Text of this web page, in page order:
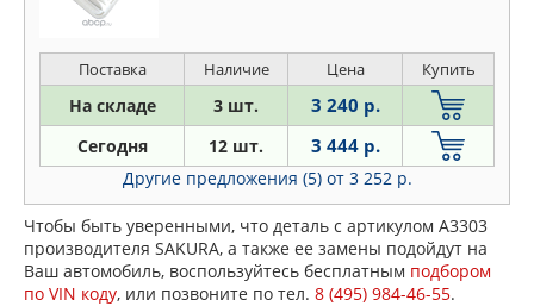
Поставка Наличие Цена Купить
На складе 3 шт. 3 240 р.
Сегодня 12 шт. 3 444 р.
Другие предложения (5) от 3 252 р.
Чтобы быть уверенными, что деталь с артикулом A3303
производителя SAKURA, а также ее замены подойдут на
Ваш автомобиль, воспользуйтесь бесплатным подбором
по VIN коду, или позвоните по тел. 8 (495) 984-46-55.